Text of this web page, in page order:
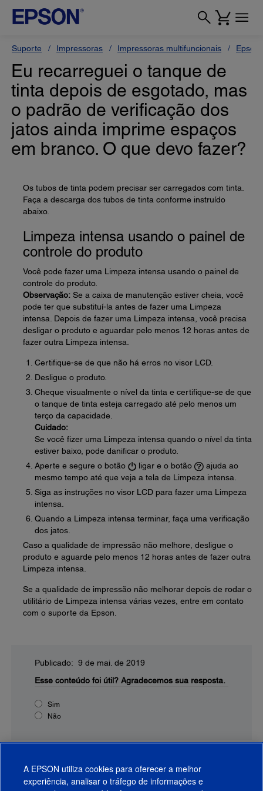
Suporte Impressoras Impressoras multifuncionais Epson
Eu recarreguei o tanque de
tinta depois de esgotado, mas
o padrão de verificação dos
jatos ainda imprime espaços
em branco. O que devo fazer?
Os tubos de tinta podem precisar ser carregados com tinta.
Faça a descarga dos tubos de tinta conforme instruído
abaixo.
Limpeza intensa usando o painel de
controle do produto
Você pode fazer uma Limpeza intensa usando o painel de
controle do produto.
Observação: Se a caixa de manutenção estiver cheia, você
pode ter que substituí-la antes de fazer uma Limpeza
intensa. Depois de fazer uma Limpeza intensa, você precisa
desligar o produto e aguardar pelo menos 12 horas antes de
fazer outra Limpeza intensa.
Certifique-se de que não há erros no visor LCD.
Desligue o produto.
Cheque visualmente o nível da tinta e certifique-se de que
o tanque de tinta esteja carregado até pelo menos um
terço da capacidade.
Cuidado:
Se você fizer uma Limpeza intensa quando o nível da tinta
estiver baixo, pode danificar o produto.
Aperte e segure o botão
ligar e o botão
ajuda ao
mesmo tempo até que veja a tela de Limpeza intensa.
Siga as instruções no visor LCD para fazer uma Limpeza
intensa.
Quando a Limpeza intensa terminar, faça uma verificação
dos jatos.
Caso a qualidade de impressão não melhore, desligue o
produto e aguarde pelo menos 12 horas antes de fazer outra
Limpeza intensa.
Se a qualidade de impressão não melhorar depois de rodar o
utilitário de Limpeza intensa várias vezes, entre em contato
com o suporte da Epson.
Publicado: 9 de mai. de 2019
Esse conteúdo foi útil? Agradecemos sua resposta.
Sim
Não
A EPSON utiliza cookies para oferecer a melhor
experiência, analisar o tráfego de informações e